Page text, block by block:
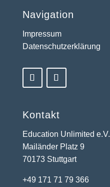
Navigation
Impressum
Datenschutzerklärung
Kontakt
Education Unlimited e.V.
Mailänder Platz 9
70173 Stuttgart
+49 171 71 79 366